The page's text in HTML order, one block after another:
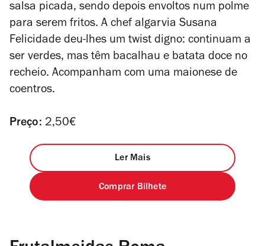
salsa picada, sendo depois envoltos num polme
para serem fritos. A chef algarvia Susana
Felicidade deu-lhes um twist digno: continuam a
ser verdes, mas têm bacalhau e batata doce no
recheio. Acompanham com uma maionese de
coentros.
Preço: 2,50€
Ler Mais
Comprar Bilhete